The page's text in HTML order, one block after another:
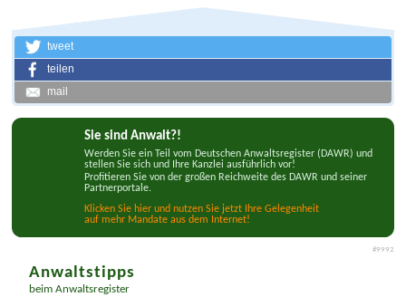
tweet
teilen
mail
Sie sind Anwalt?!
Werden Sie ein Teil vom Deutschen Anwaltsregister (DAWR) und
stellen Sie sich und Ihre Kanzlei ausführlich vor!
Profitieren Sie von der großen Reichweite des DAWR und seiner
Partnerportale.
Klicken Sie hier und nutzen Sie jetzt Ihre Gelegenheit
auf mehr Mandate aus dem Internet!
#9992
Anwaltstipps
beim Anwaltsregister